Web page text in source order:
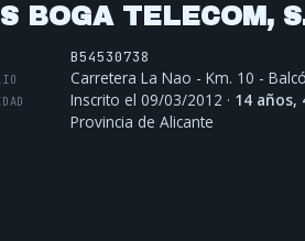
BOGA TELECOM,
B54530738
Carretera La Nao - Km. 10 -
Inscrito el 09/03/2012 · 14 años,
Provincia de Alicante